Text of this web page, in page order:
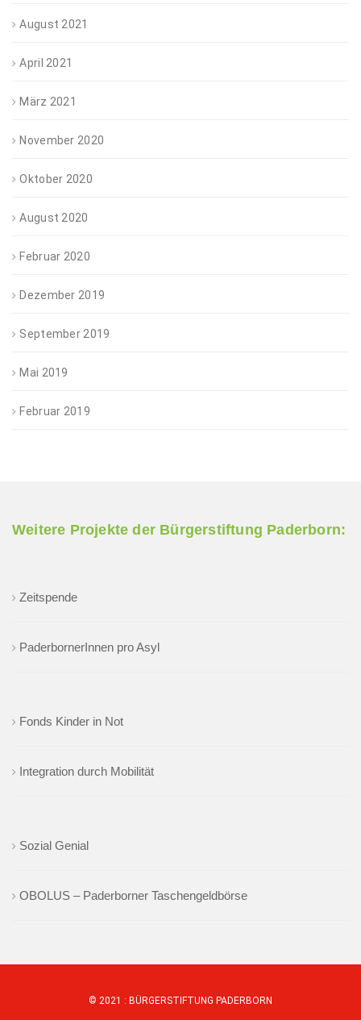
August 2021
April 2021
März 2021
November 2020
Oktober 2020
August 2020
Februar 2020
Dezember 2019
September 2019
Mai 2019
Februar 2019
Weitere Projekte der Bürgerstiftung Paderborn:
Zeitspende
PaderbornerInnen pro Asyl
Fonds Kinder in Not
Integration durch Mobilität
Sozial Genial
OBOLUS – Paderborner Taschengeldbörse
© 2021 : BÜRGERSTIFTUNG PADERBORN